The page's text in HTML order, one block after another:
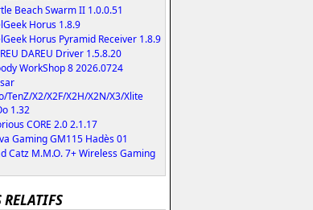
Beach Swarm II 1.0.0.51
Horus 1.8.9
Horus Pyramid Receiver 1.8.9
DAREU Driver 1.5.8.20
WorkShop 8 2026.0724
TenZ/X2/X2F/X2H/X2N/X3/Xlite
1.32
CORE 2.0 2.1.17
Gaming GM115 Hadès 01
Catz M.M.O. 7+ Wireless Gaming
RELATIFS